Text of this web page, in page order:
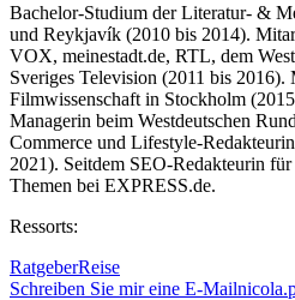
Bachelor-Studium der Literatur- &
und Reykjavík (2010 bis 2014).
VOX, meinestadt.de, RTL, dem
Sveriges Television (2011 bis 2016).
Filmwissenschaft in Stockholm
Managerin beim Westdeutschen
Commerce und Lifestyle-
2021). Seitdem SEO-Redakteurin
Themen bei EXPRESS.de.
Ressorts:
RatgeberReise
Schreiben Sie mir eine E-Mail